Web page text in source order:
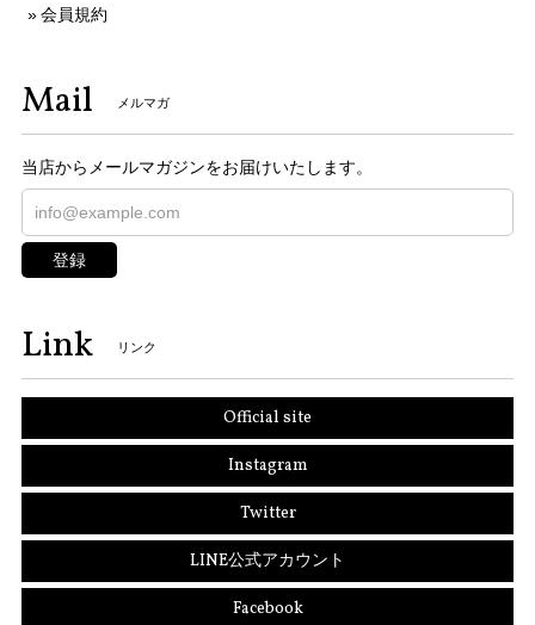
会員規約
Mail メルマガ
当店からメールマガジンをお届けいたします。
登録
Link リンク
Official site
Instagram
Twitter
LINE公式アカウント
Facebook